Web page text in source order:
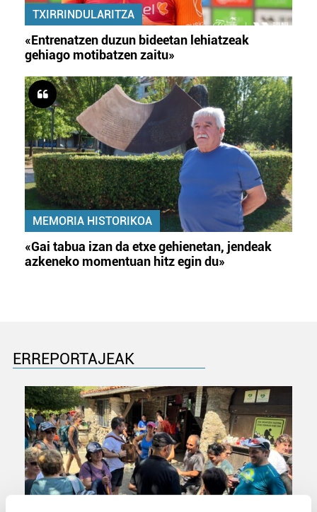
TXIRRINDULARITZA
«Entrenatzen duzun bideetan lehiatzeak
gehiago motibatzen zaitu»
MEMORIA HISTORIKOA
«Gai tabua izan da etxe gehienetan, jendeak
azkeneko momentuan hitz egin du»
ERREPORTAJEAK